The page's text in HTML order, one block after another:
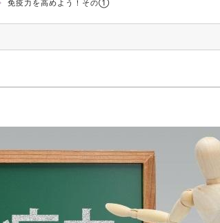
免疫力を高めよう！その①